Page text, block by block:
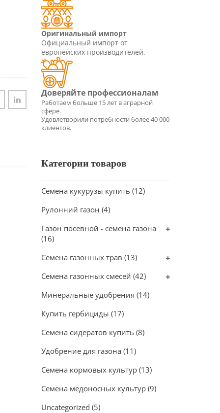
Оригинальный импорт
Официальный импорт от
европейских производителей.
Категории товаров
Семена кукурузы купить (12)
Рулонний газон (4)
Газон посевной - семена газона
(16)
Семена газонных трав (13)
Семена газонных смесей (42)
Минеральные удобрения (14)
Купить гербициды (17)
Семена сидератов купить (8)
Удобрение для газона (11)
Семена кормовых культур (13)
Семена медоносных культур (9)
Uncategorized (5)